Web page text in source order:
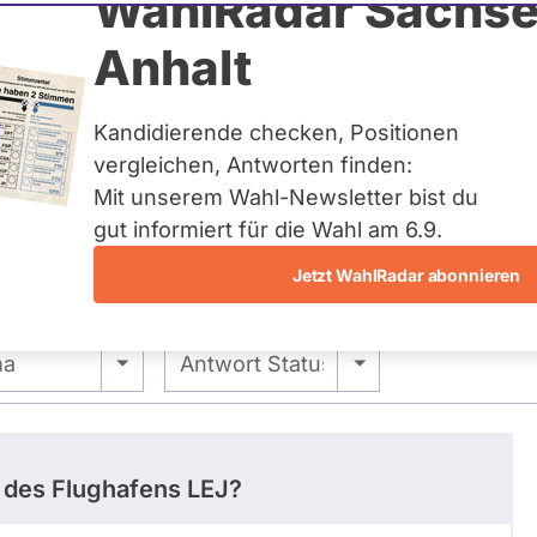
Anhalt
Kandidierende checken, Positionen
vergleichen, Antworten finden:
Mit unserem Wahl-Newsletter bist du
gut informiert für die Wahl am 6.9.
Jetzt WahlRadar abonnieren
und kein zukünftiges
auf Landes-, Bundes-
über eine
erfasst.
- Antwort Status
- Alle -
Flughafens LEJ?